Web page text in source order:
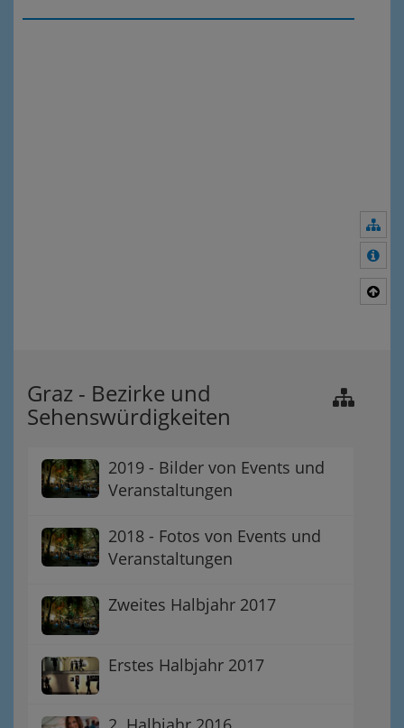
Graz - Bezirke und
Sehenswürdigkeiten
2019 - Bilder von Events und
Veranstaltungen
2018 - Fotos von Events und
Veranstaltungen
Zweites Halbjahr 2017
Erstes Halbjahr 2017